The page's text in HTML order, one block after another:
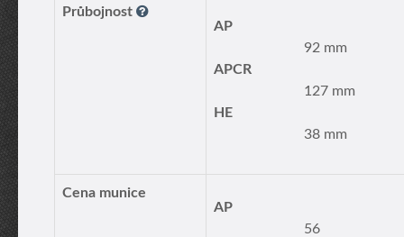
Průbojnost
AP
92 mm
APCR
127 mm
HE
38 mm
Cena munice
AP
56